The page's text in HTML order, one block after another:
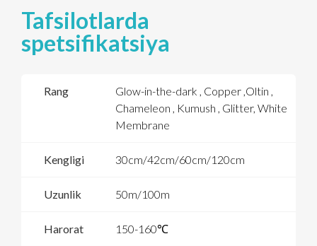
Tafsilotlarda
spetsifikatsiya
Rang Glow-in-the-dark Copper ,Oltin ,
Chameleon , Kumush , Glitter, White
Membrane
Kengligi 30cm/42cm/60cm/120cm
Uzunlik 50m/100m
Harorat 150-160℃